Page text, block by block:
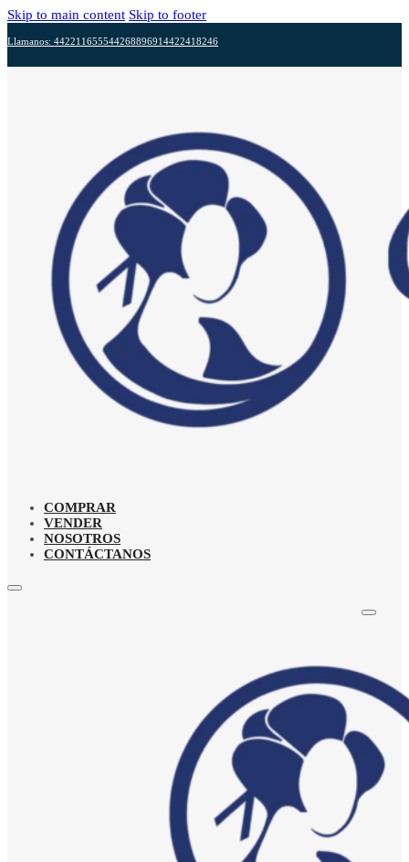
Skip to main content Skip to footer
Llamanos: 442211655544268896914422418246
COMPRAR
VENDER
NOSOTROS
CONTÁCTANOS